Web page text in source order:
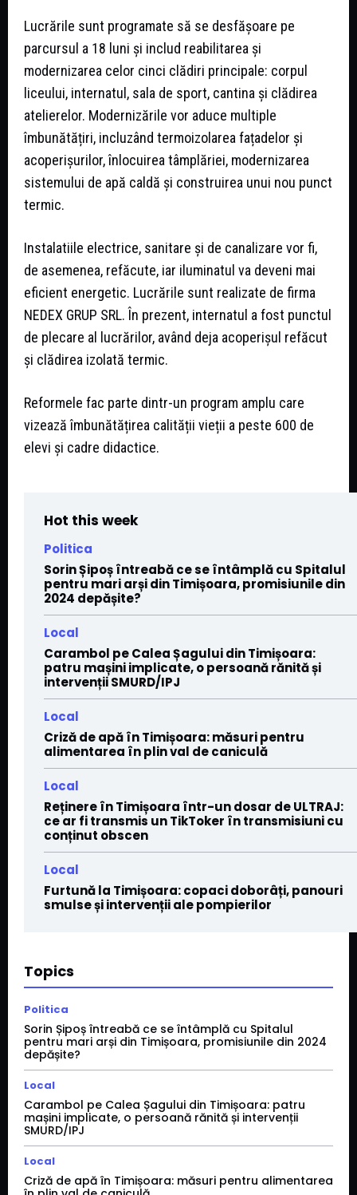
Lucrările sunt programate să se desfășoare pe
parcursul a 18 luni și includ reabilitarea și
modernizarea celor cinci clădiri principale: corpul
liceului, internatul, sala de sport, cantina și clădirea
atelierelor. Modernizările vor aduce multiple
îmbunătățiri, incluzând termoizolarea fațadelor și
acoperișurilor, înlocuirea tâmplăriei, modernizarea
sistemului de apă caldă și construirea unui nou punct
termic.
Instalatiile electrice, sanitare și de canalizare vor fi,
de asemenea, refăcute, iar iluminatul va deveni mai
eficient energetic. Lucrările sunt realizate de firma
NEDEX GRUP SRL. În prezent, internatul a fost punctul
de plecare al lucrărilor, având deja acoperișul refăcut
și clădirea izolată termic.
Reformele fac parte dintr-un program amplu care
vizează îmbunătățirea calității vieții a peste 600 de
elevi și cadre didactice.
Hot this week
Politica
Sorin Șipoș întreabă ce se întâmplă cu Spitalul
pentru mari arși din Timișoara, promisiunile din
2024 depășite?
Local
Carambol pe Calea Șagului din Timișoara:
patru mașini implicate, o persoană rănită și
intervenții SMURD/IPJ
Local
Criză de apă în Timișoara: măsuri pentru
alimentarea în plin val de caniculă
Local
Reținere în Timișoara într-un dosar de ULTRAJ:
ce ar fi transmis un TikToker în transmisiuni cu
conținut obscen
Local
Furtună la Timișoara: copaci doborâți, panouri
smulse și intervenții ale pompierilor
Topics
Politica
Sorin Șipoș întreabă ce se întâmplă cu Spitalul
pentru mari arși din Timișoara, promisiunile din 2024
depășite?
Local
Carambol pe Calea Șagului din Timișoara: patru
mașini implicate, o persoană rănită și intervenții
SMURD/IPJ
Local
Criză de apă în Timișoara: măsuri pentru alimentarea